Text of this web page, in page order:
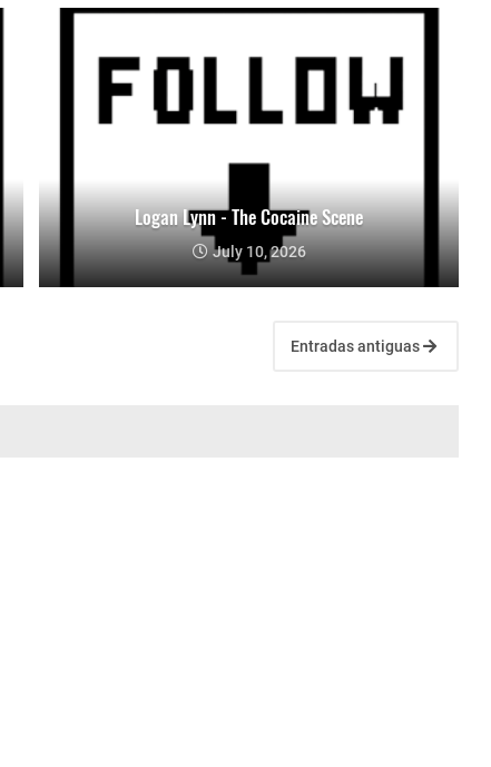
Logan Lynn - The Cocaine Scene
July 10, 2026
Entradas antiguas